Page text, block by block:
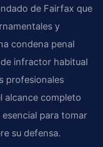
de Fairfax que
y
condena penal
infractor habitual
profesionales
alcance completo
para tomar
su defensa.